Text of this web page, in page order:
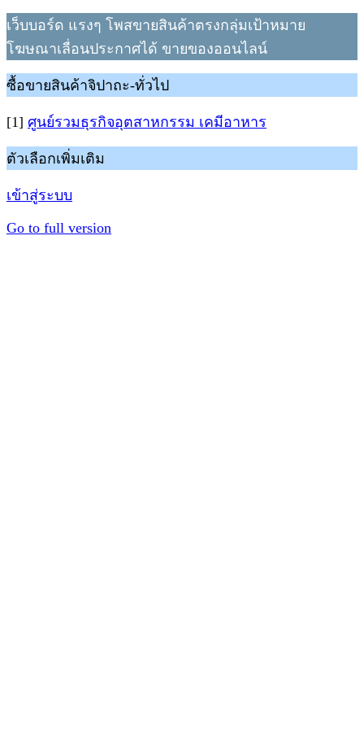
เว็บบอร์ด แรงๆ โพสขายสินค้าตรงกลุ่มเป้าหมาย
โฆษณาเลื่อนประกาศได้ ขายของออนไลน์
ซื้อขายสินค้าจิปาถะ-ทั่วไป
[1] ศูนย์รวมธุรกิจอุตสาหกรรม เคมีอาหาร
ตัวเลือกเพิ่มเติม
เข้าสู่ระบบ
Go to full version